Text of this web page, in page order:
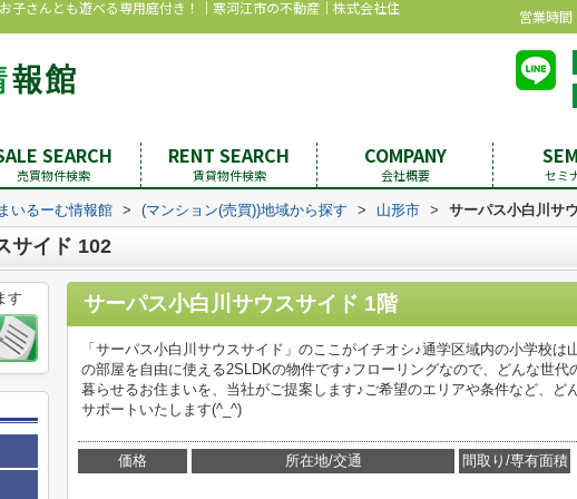
子さんとも遊べる専用庭付き！｜寒河江市の不動産｜株式会社住
営業時
SEARCH
売買物件検索
RENT SEARCH
賃貸物件検索
COMPANY
会社概要 セミ
いるーむ情報館 > (マンション(売買))地域から探す > 山形市 > サーパス小白川サ
サイド 102
サーパス小白川サウスサイド 1階
「サーパス小白川サウスサイド」のここがイチオシ♪通学区域内の小学校
の部屋を自由に使える2SLDKの物件です♪フローリングなので、どんな世
暮らせるお住まいを、当社がご提案します♪ご希望のエリアや条件など、ど
サポートいたします(^_^)
価格 所在地/交通 間取り/専有面積
す